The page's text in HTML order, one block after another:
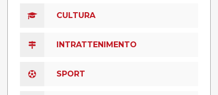
CULTURA
INTRATTENIMENTO
SPORT